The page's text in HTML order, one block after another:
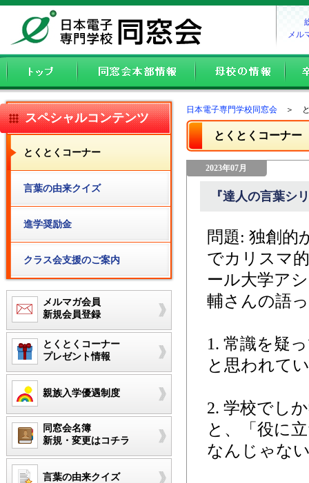
メル
スペシャルコンテンツ
とくとくコーナー
言葉の由来クイズ
進学奨励金
クラス会支援のご案内
メルマガ会員
新規会員登録
とくとくコーナー
プレゼント情報
親族入学優遇制度
同窓会名簿
新規・変更はコチラ
言葉の由来クイズ
日本電子専門学校同窓会 ＞ と
とくとくコーナ
2023年07月
『達人の言葉シ
問題: 独創的
でカリスマ
ール大学ア
輔さんの語
1. 常識を疑
と思われて
2. 学校でし
と、「役に
なんじゃな